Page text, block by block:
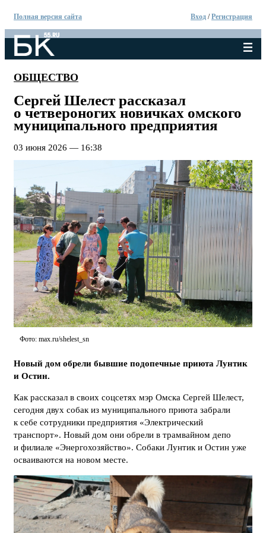
Полная версия сайта Вход /Регистрация
ОБЩЕСТВО
Сергей Шелест рассказал
о четвероногих новичках омского
муниципального предприятия
03 июня 2026 — 16:38
Фото: max.ru/shelest_sn
Новый дом обрели бывшие подопечные приюта Лунтик
и Остин.
Как рассказал в своих соцсетях мэр Омска Сергей Шелест,
сегодня двух собак из муниципального приюта забрали
к себе сотрудники предприятия «Электрический
транспорт». Новый дом они обрели в трамвайном депо
и филиале «Энергохозяйство». Собаки Лунтик и Остин уже
осваиваются на новом месте.